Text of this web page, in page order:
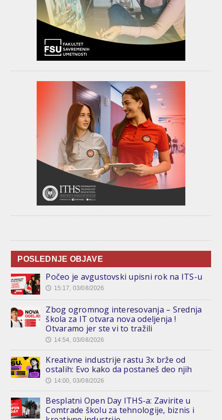
POSLEDNJE OBJAVE
Počeo je avgustovski upisni rok na ITS-u
🕔 15:17, 03/08/2026
Zbog ogromnog interesovanja – Srednja
škola za IT otvara nova odeljenja !
Otvaramo jer ste vi to tražili
🕔 14:54, 03/08/2026
Kreativne industrije rastu 3x brže od
ostalih: Evo kako da postaneš deo njih
🕔 14:00, 03/08/2026
Besplatni Open Day ITHS-a: Zavirite u
Comtrade školu za tehnologije, biznis i